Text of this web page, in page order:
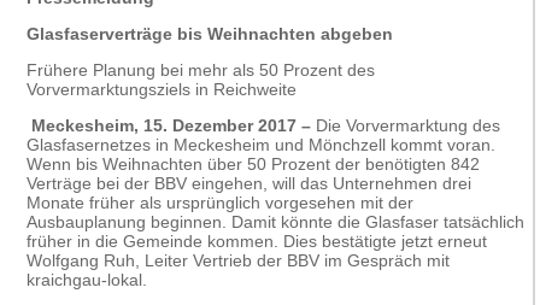
Glasfaserverträge bis Weihnachten abgeben
Frühere Planung bei mehr als 50 Prozent des
Vorvermarktungsziels in Reichweite
Meckesheim, 15. Dezember 2017 – Die Vorvermarktung des
Glasfasernetzes in Meckesheim und Mönchzell kommt voran.
Wenn bis Weihnachten über 50 Prozent der benötigten 842
Verträge bei der BBV eingehen, will das Unternehmen drei
Monate früher als ursprünglich vorgesehen mit der
Ausbauplanung beginnen. Damit könnte die Glasfaser tatsächlich
früher in die Gemeinde kommen. Dies bestätigte jetzt erneut
Wolfgang Ruh, Leiter Vertrieb der BBV im Gespräch mit
kraichgau-lokal.